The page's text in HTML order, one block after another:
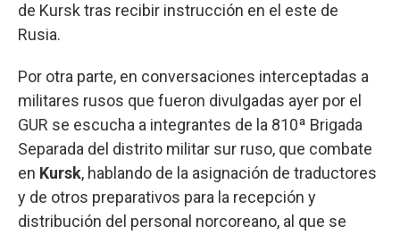
de Kursk tras recibir instrucción en el este de
Rusia.
Por otra parte, en conversaciones interceptadas a
militares rusos que fueron divulgadas ayer por el
GUR se escucha a integrantes de la 810ª Brigada
Separada del distrito militar sur ruso, que combate
en Kursk, hablando de la asignación de traductores
y de otros preparativos para la recepción y
distribución del personal norcoreano, al que se